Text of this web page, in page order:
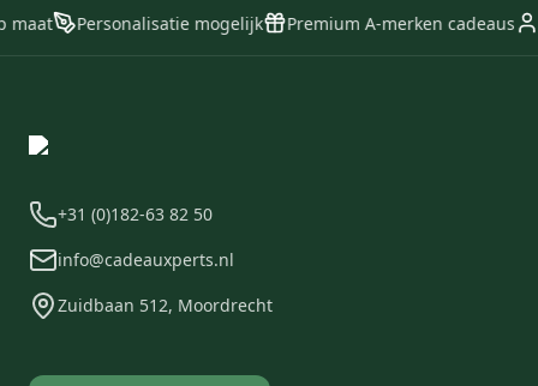
perfect evenwicht tussen zoet en
zuur. Een gezond & duurzaam
maat Personalisatie mogelijk Premium A-merken cadeaus
+31 (0)182-63 82 50
info@cadeauxperts.nl
Zuidbaan 512, Moordrecht